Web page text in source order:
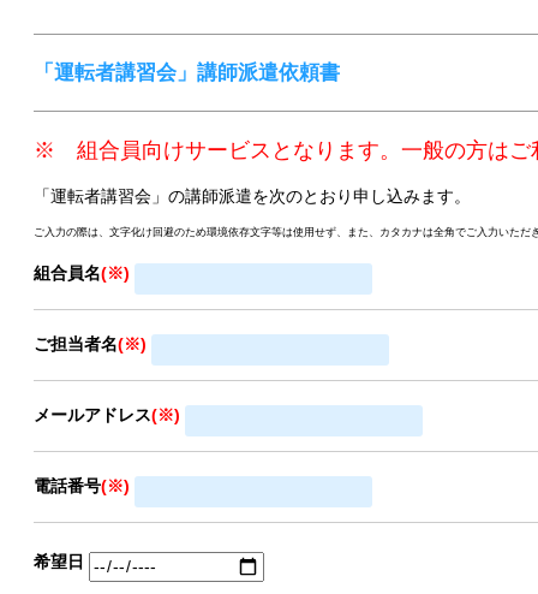
「運転者講習会」講師派遣依頼書
※ 組合員向けサービスとなります。一般の方はご
「運転者講習会」の講師派遣を次のとおり申し込みます。
ご入力の際は、文字化け回避のため環境依存文字等は使用せず、また、カタカナは全角でご入力いただ
組合員名(※)
ご担当者名(※)
メールアドレス(※)
電話番号(※)
希望日